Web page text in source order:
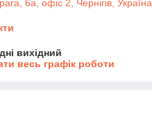
6а, офіс 2, Чернігів, Україна
вихідний
весь графік роботи